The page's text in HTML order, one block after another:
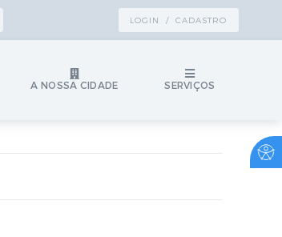
LOGIN / CADASTRO
A NOSSA CIDADE SERVIÇOS